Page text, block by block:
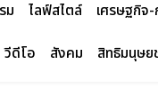
ม ไลฟ์สไตล์ เศรษฐกิจ-
วีดีโอ สังคม สิทธิมนุษย